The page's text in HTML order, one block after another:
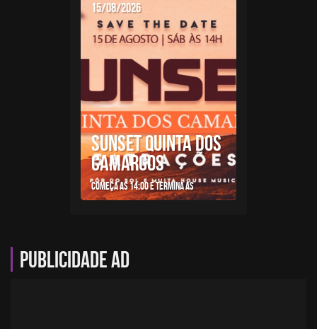
15/08/2026
SUNSET QUINTA DOS
CAMARGOS
Começa as 14:00 e termina as
Publicidade AD